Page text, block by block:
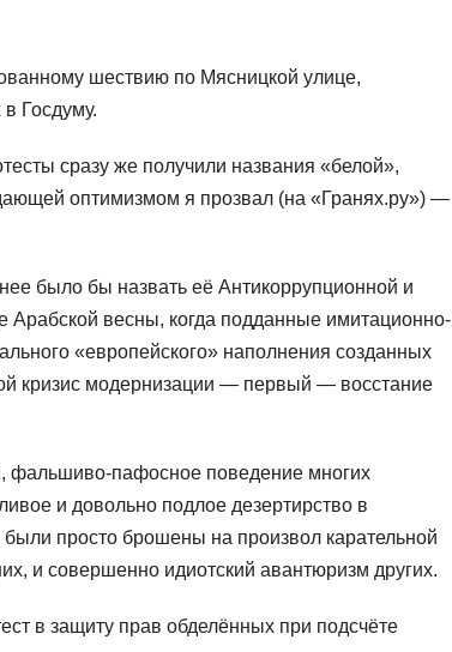
шествию по Мясницкой улице,
Госдуму.
сразу же получили названия «белой»,
оптимизмом я прозвал (на «Гранях.ру») —
было бы назвать её Антикоррупционной и
Арабской весны, когда подданные имитационно-
«европейского» наполнения созданных
кризис модернизации — первый — восстание
фальшиво-пафосное поведение многих
и довольно подлое дезертирство в
просто брошены на произвол карательной
и совершенно идиотский авантюризм других.
в защиту прав обделённых при подсчёте